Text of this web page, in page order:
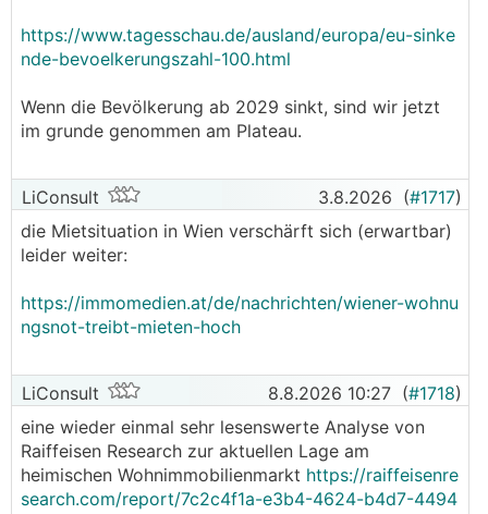
https://www.tagesschau.de/ausland/europa/eu-sinke
nde-bevoelkerungszahl-100.html
Wenn die Bevölkerung ab 2029 sinkt, sind wir jetzt
im grunde genommen am Plateau.
LiConsult 3.8.2026 (#1717)
die Mietsituation in Wien verschärft sich (erwartbar)
leider weiter:
https://immomedien.at/de/nachrichten/wiener-wohnu
ngsnot-treibt-mieten-hoch
LiConsult 8.8.2026 10:27 (#1718)
eine wieder einmal sehr lesenswerte Analyse von
Raiffeisen Research zur aktuellen Lage am
heimischen Wohnimmobilienmarkt https://raiffeisenre
search.com/report/7c2c4f1a-e3b4-4624-b4d7-4494